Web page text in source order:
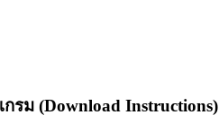
ม (Download Instructions)